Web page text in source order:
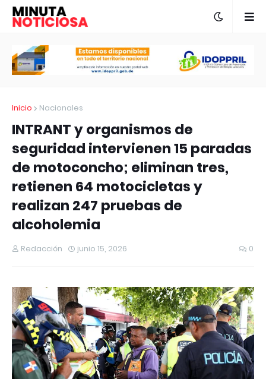
Inicio Nacionales
INTRANT y organismos de
seguridad intervienen 15 paradas
de motoconcho; eliminan tres,
retienen 64 motocicletas y
realizan 247 pruebas de
alcoholemia
Redacción junio 15, 2026 0